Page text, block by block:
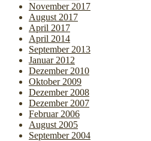
November 2017
August 2017
April 2017
April 2014
September 2013
Januar 2012
Dezember 2010
Oktober 2009
Dezember 2008
Dezember 2007
Februar 2006
August 2005
September 2004